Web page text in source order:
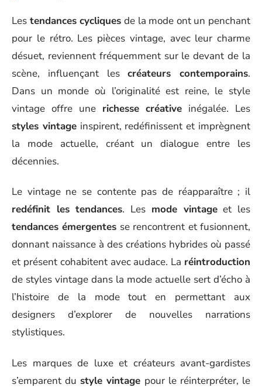
Les tendances cycliques de la mode ont un penchant
pour le rétro. Les pièces vintage, avec leur charme
désuet, reviennent fréquemment sur le devant de la
scène, influençant lescréateurs contemporains.
Dans un monde où l’originalité est reine, le style
vintage offre une richesse créative inégalée. Les
styles vintageinspirent, redéfinissent et imprègnent
la mode actuelle, créant un dialogue entre les
décennies.
Le vintage ne se contente pas de réapparaître ; il
redéfinit les tendances. Les mode vintageet les
tendances émergentes se rencontrent et fusionnent,
donnant naissance à des créations hybrides où passé
et présent cohabitent avec audace. La réintroduction
de styles vintage dans la mode actuelle sert d’écho à
l’histoire de la mode tout en permettant aux
designers d’explorer de nouvelles narrations
stylistiques.
Les marques de luxe et créateurs avant-gardistes
s’emparent du style vintage pour le réinterpréter, le